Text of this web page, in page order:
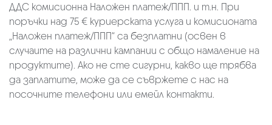
ДДС комисионна Наложен платеж/ППП. и т.н. При
поръчки над 75 € куриерската услуга и комисионата
„Наложен платеж/ППП“ са безплатни (освен в
случаите на различни кампании с общо намаление на
продуктите). Ако не сте сигурни, какво ще трябва
да заплатите, може да се съвржете с нас на
посочните телефони или емейл контакти.